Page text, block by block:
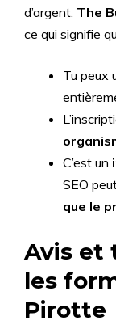
d’argent. The
ce qui signifie
Tu peux
C’est un
SEO
que le
Avis et
les
Pirotte